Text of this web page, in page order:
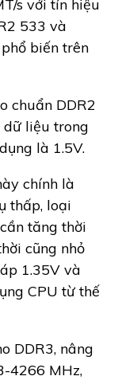
s với tín hiệu
533 và
biến trên
chuẩn DDR2
dữ liệu trong
là 1.5V.
chính là
thấp, loại
tăng thời
cũng nhỏ
1.35V và
CPU từ thế
DDR3, nâng
4266 MHz,